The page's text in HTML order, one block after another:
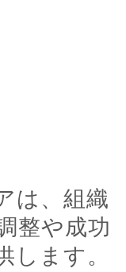
は、組織
整や成功
します。